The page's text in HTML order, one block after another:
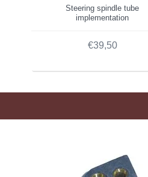
Steering spindle tube
implementation
€39,50